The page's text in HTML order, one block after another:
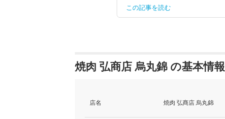
この記事を読む
焼肉 弘商店 烏丸錦 の基本情報
店名 焼肉 弘商店 烏丸錦